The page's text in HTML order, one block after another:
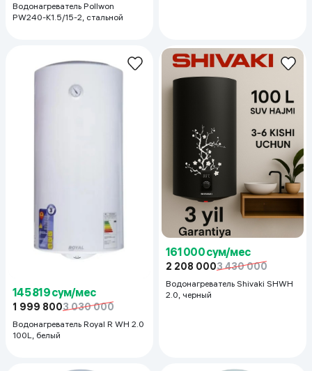
Водонагреватель Pollwon
PW240-K1.5/15-2, стальной
145 819 сум/мес
1 999 8003 030 000
Водонагреватель Royal R WH 2.0
100L, белый
161 000 сум/мес
2 208 0003 430 000
Водонагреватель Shivaki SHWH
2.0, черный